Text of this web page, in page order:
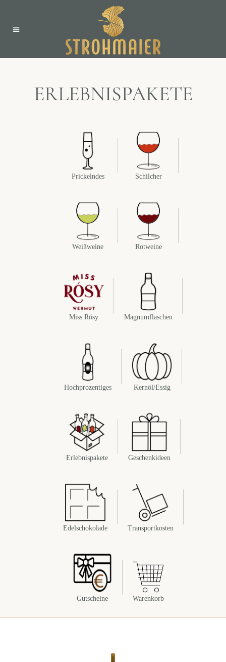
ERLEBNISPAKETE
Prickelndes Schilcher
Weißweine Rotweine
Miss Rósy Magnumflaschen
Hochprozentiges Kernöl/Essig
Erlebnispakete Geschenkideen
Edelschokolade Transportkosten
Gutscheine Warenkorb